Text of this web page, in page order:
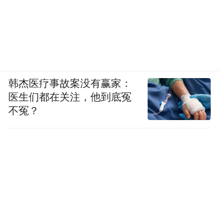
韩杰医疗事故案没有赢家：
医生们都在关注，他到底冤
不冤？